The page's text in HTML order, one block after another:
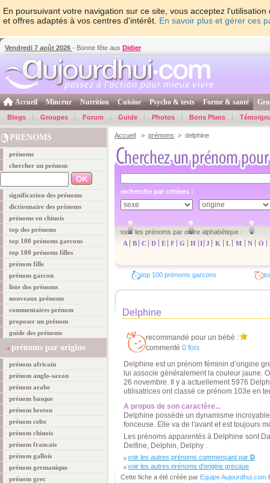
En poursuivant votre navigation sur ce site, vous acceptez
et offres adaptés à vos centres d'intérêt. En savoir plus et gérer ces
Vendredi 7 août 2026 - Bonne fête aux Didier
Accueil Minceur Nutrition Cuisine Psycho & tests Forme & santé
Blogs Groupes Forum Guide Photos Bons Plans
PRENOMS
prénoms
chercher un prénom
signification des prénoms
dictionnaire des prénoms
prénoms en chinois
top des prénoms
top 100 prénoms garcons
top 100 prénoms filles
prénom fille
prénom garcon
liste des prénoms
nouveaux prénoms
commentaires prénom
proposer un prénom
guide des prénoms
prénoms par origine
prénom africain
prénom anglo-saxon
prénom arabe
prénom basque
prénom breton
prénom celte
prénom chinois
prénom francais
prénom gallois
prénom germanique
prénom grec
Accueil > prénoms > delphine
recherche par critères :
tous les prénoms par ordre alphabétique :
A
B C D E F G H I J K L M N O
top 100 prénoms garcons
Delphine
recommandé pour un bébé :
commenté 0 fois
Delphine est un prénom féminin d’origine
lui associe généralement la couleur jaune.
26 novembre. Il y a actuellement 5976
utilisatrices ont classé ce prénom 103e en
A propos de son caractère...
Delphine possède un dynamisme
fonceuse. Elle va de l'avant et est toujours
Les prénoms apparentés à Delphine sont
Delfine, Delphin, Delphy .
voir les autres prénoms commençant par D
voir les autres prénoms d’origine grecque
Cette fiche a été créée par Equipe Aujourdhui.com